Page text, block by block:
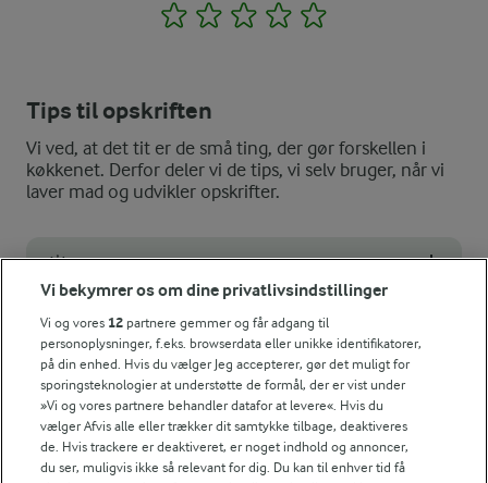
1 2 3 4
Tips til opskriften
Vi ved, at det tit er de små ting, der gør forskellen i
køkkenet. Derfor deler vi de tips, vi selv bruger, når vi
laver mad og udvikler opskrifter.
VARIATION
NÆRINGSINDHOLD, PR 100 G
Energiindhold:
318 kJ / 76 kcal
Vi bekymrer os om dine privatlivsindstillinger
Vi og vores 12 partnere gemmer og får adgang til
personoplysninger, f.eks. browserdata eller unikke identifikatorer,
på din enhed. Hvis du vælger Jeg accepterer, gør det muligt for
sporingsteknologier at understøtte de formål, der er vist under
»Vi og vores partnere behandler datafor at levere«. Hvis du
vælger Afvis alle eller trækker dit samtykke tilbage, deaktiveres
de. Hvis trackere er deaktiveret, er noget indhold og annoncer,
du ser, muligvis ikke så relevant for dig. Du kan til enhver tid få